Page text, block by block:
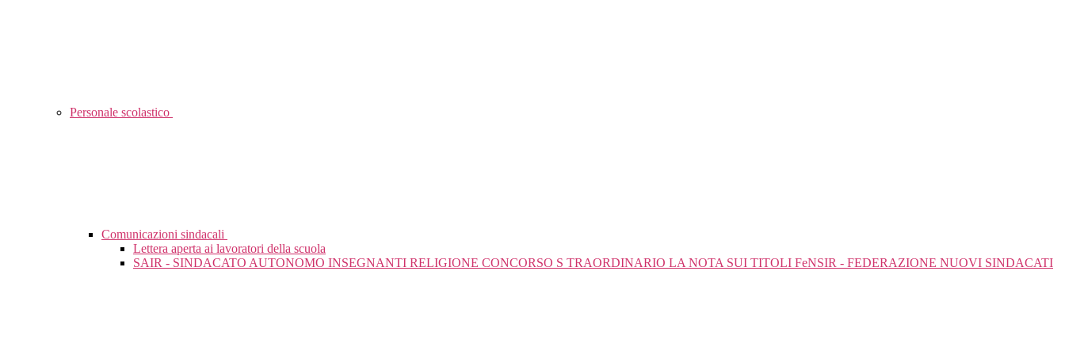
Personale scolastico
Comunicazioni sindacali
Lettera aperta ai lavoratori della scuola
SAIR - SINDACATO AUTONOMO INSEGNANTI RELIGIONE CONCORSO S TRAORDINARIO LA NOTA SUI TITOLI FeNSIR - FEDERAZIONE NUOVI SINDACATI